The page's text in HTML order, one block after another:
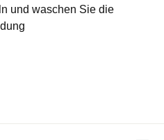
und waschen Sie die